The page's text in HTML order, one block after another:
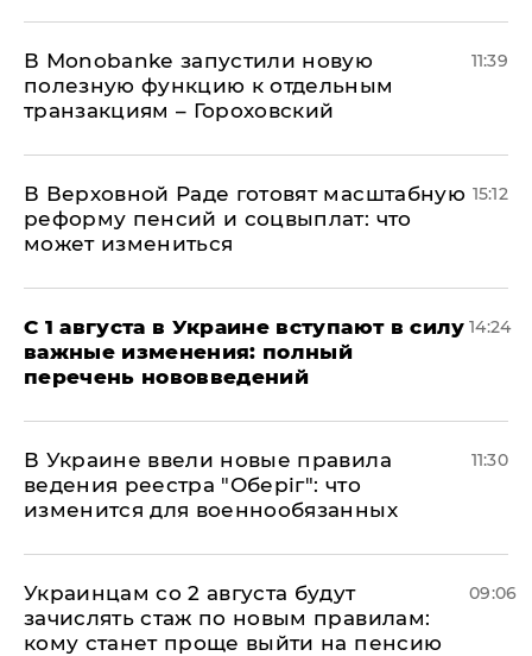
В Мonobankе запустили новую
полезную функцию к отдельным
транзакциям – Гороховский
11:39
В Верховной Раде готовят масштабную
реформу пенсий и соцвыплат: что
может измениться
15:12
С 1 августа в Украине вступают в силу
важные изменения: полный
перечень нововведений
14:24
В Украине ввели новые правила
ведения реестра "Оберіг": что
изменится для военнообязанных
11:30
Украинцам со 2 августа будут
зачислять стаж по новым правилам:
кому станет проще выйти на пенсию
09:06